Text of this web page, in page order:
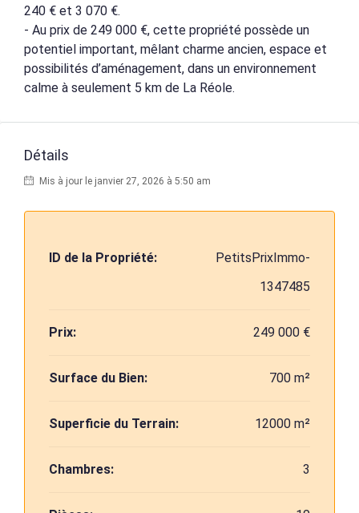
240 € et 3 070 €.
- Au prix de 249 000 €, cette propriété possède un
potentiel important, mêlant charme ancien, espace et
possibilités d’aménagement, dans un environnement
calme à seulement 5 km de La Réole.
Détails
Mis à jour le janvier 27, 2026 à 5:50 am
ID de la Propriété:
PetitsPrixImmo-
1347485
Prix: 249 000 €
Surface du Bien: 700 m²
Superficie du Terrain: 12000 m²
Chambres: 3